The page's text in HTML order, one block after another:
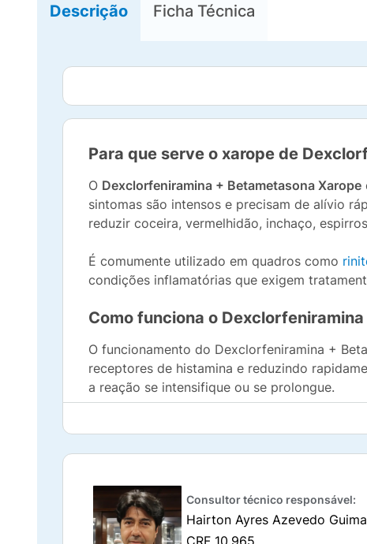
Descrição Ficha Técnica
Para que serve o xarope de
O Dexclorfeniramina + Betametasona Xarope
sintomas são intensos e precisam de alívio
reduzir coceira, vermelhidão, inchaço,
É comumente utilizado em quadros como
condições inflamatórias que exigem
Como funciona o
O funcionamento do Dexclorfeniramina +
receptores de histamina e reduzindo
a reação se intensifique ou se prolongue.
Essa associação permite um alívio mais
Este medicamento combina dois princípios
Consultor técnico responsável:
Hairton Ayres Azevedo
CRF 10.965